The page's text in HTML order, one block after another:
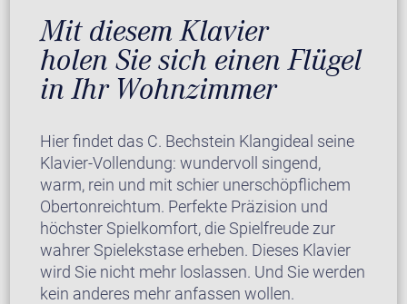
Mit diesem Klavier
holen Sie sich einen Flügel
in Ihr Wohnzimmer
Hier findet das C. Bechstein Klangideal seine
Klavier-Vollendung: wundervoll singend,
warm, rein und mit schier unerschöpflichem
Obertonreichtum. Perfekte Präzision und
höchster Spielkomfort, die Spielfreude zur
wahrer Spielekstase erheben. Dieses Klavier
wird Sie nicht mehr loslassen. Und Sie werden
kein anderes mehr anfassen wollen.